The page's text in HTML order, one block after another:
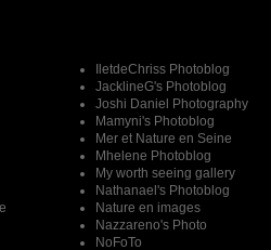
IletdeChriss Photoblog
JacklineG's Photoblog
Joshi Daniel Photography
Mamyni's Photoblog
Mer et Nature en Seine
Mhelene Photoblog
My worth seeing gallery
Nathanael's Photoblog
Nature en images
Nazzareno's Photo
NoFoTo